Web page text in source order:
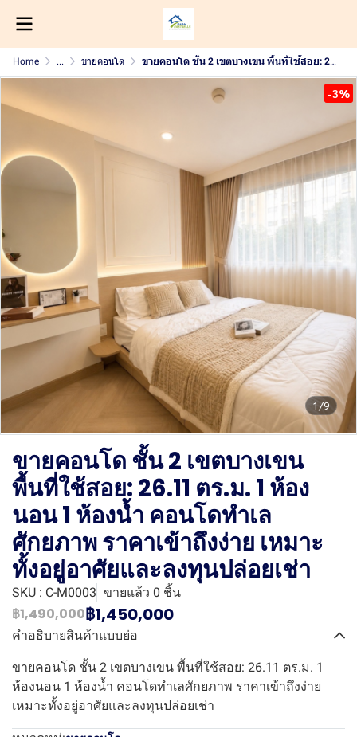
Home ... ขายคอนโด ขายคอนโด ชั้น 2 เขตบางเขน พื้นที่ใช้สอย: 26.11 ตร.ม. 1 ห้องนอน 1 ห้องน้ำ คอนโดทำเลศักยภาพ ราคาเข้าถึงง่าย เหมาะทั้งอยู่อาศัยและลงทุนปล่อยเช่า
1/9
-3%
ขายคอนโด ชั้น 2 เขตบางเขน
พื้นที่ใช้สอย: 26.11 ตร.ม. 1 ห้อง
นอน 1 ห้องน้ำ คอนโดทำเล
ศักยภาพ ราคาเข้าถึงง่าย เหมาะ
ทั้งอยู่อาศัยและลงทุนปล่อยเช่า
SKU : C-M0003 ขายแล้ว 0 ชิ้น
฿1,490,000฿1,450,000
คำอธิบายสินค้าแบบย่อ
ขายคอนโด ชั้น 2 เขตบางเขน พื้นที่ใช้สอย: 26.11 ตร.ม. 1
ห้องนอน 1 ห้องน้ำ คอนโดทำเลศักยภาพ ราคาเข้าถึงง่าย
เหมาะทั้งอยู่อาศัยและลงทุนปล่อยเช่า